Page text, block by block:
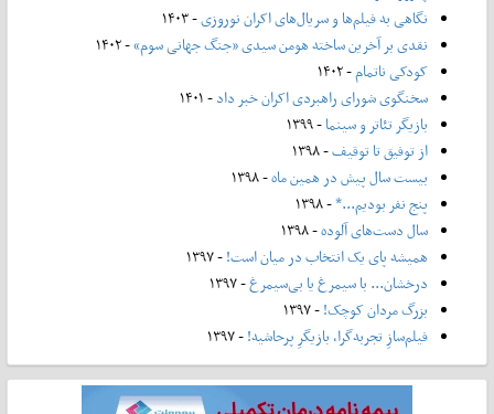
نگاهی به فیلم‌ها و سریال‌های اکران نوروزی- ۱۴۰۳
نقدی بر آخرین ساخته هومن سیدی «جنگ جهانی سوم»- ۱۴۰۲
کودکی ناتمام- ۱۴۰۲
سخنگوی شورای راهبردی اکران خبر داد- ۱۴۰۱
بازیگر تئاتر و سینما- ۱۳۹۹
از توفیق تا توقیف- ۱۳۹۸
بیست سال پیش در همین ماه- ۱۳۹۸
پنج نفر بودیم...*- ۱۳۹۸
سال دست‌های آلوده- ۱۳۹۸
همیشه پای یک انتخاب در میان است!- ۱۳۹۷
درخشان... با سیمرغ یا بی‌سیمرغ- ۱۳۹۷
بزرگ مردان کوچک!- ۱۳۹۷
فیلم‌سازِ تجربه‌گرا، بازیگرِ پرحاشیه!- ۱۳۹۷